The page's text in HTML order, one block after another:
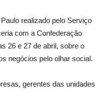
realizado pelo Serviço
com a Confederação
26 e 27 de abril, sobre o
negócios pelo olhar social.
gerentes das unidades